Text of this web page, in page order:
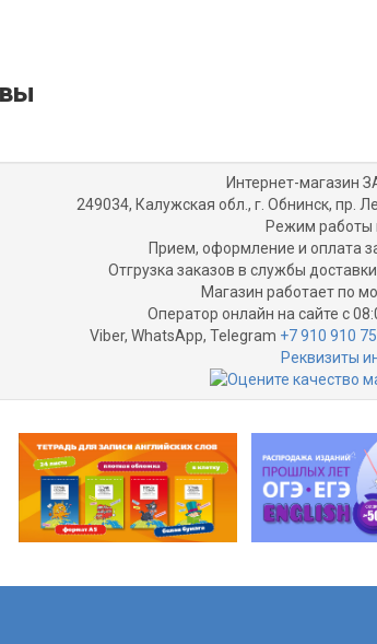
Интернет-магазин
249034, Калужская обл., г. Обнинск, пр.
Режим работы
Прием, оформление и оплата
Отгрузка заказов в службы
Магазин работает по
Оператор онлайн на сайте с
Viber, WhatsApp, Telegram +7 910 910
Реквизиты